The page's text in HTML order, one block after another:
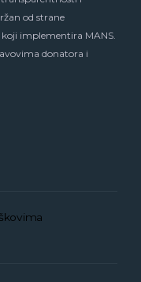
od strane
implementira MANS.
donatora i